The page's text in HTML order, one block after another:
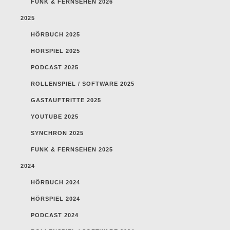
FUNK & FERNSEHEN 2026
2025
HÖRBUCH 2025
HÖRSPIEL 2025
PODCAST 2025
ROLLENSPIEL / SOFTWARE 2025
GASTAUFTRITTE 2025
YOUTUBE 2025
SYNCHRON 2025
FUNK & FERNSEHEN 2025
2024
HÖRBUCH 2024
HÖRSPIEL 2024
PODCAST 2024